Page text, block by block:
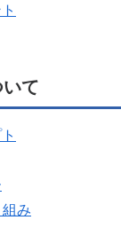
て
み